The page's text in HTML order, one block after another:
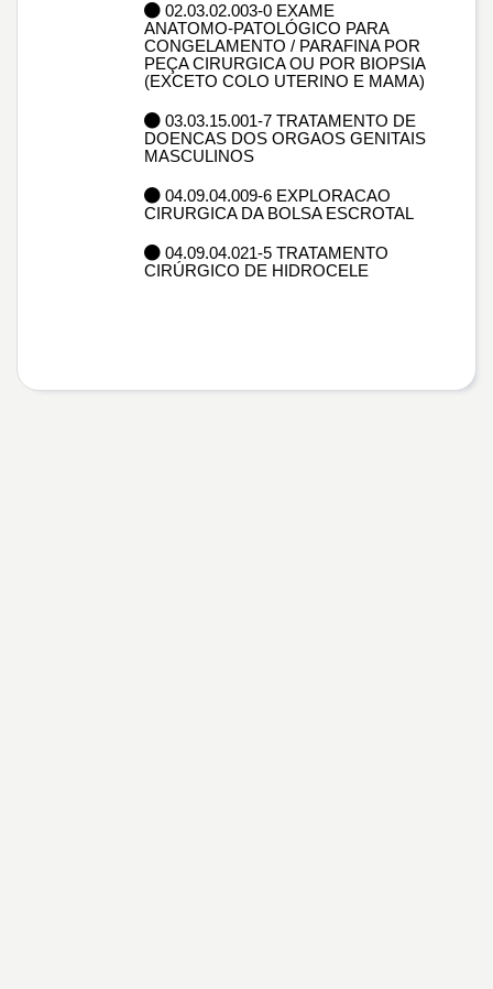
02.03.02.003-0 EXAME
ANATOMO-PATOLÓGICO PARA
CONGELAMENTO / PARAFINA POR
PEÇA CIRURGICA OU POR BIOPSIA
(EXCETO COLO UTERINO E MAMA)
03.03.15.001-7 TRATAMENTO DE
DOENCAS DOS ORGAOS GENITAIS
MASCULINOS
04.09.04.009-6 EXPLORACAO
CIRURGICA DA BOLSA ESCROTAL
04.09.04.021-5 TRATAMENTO
CIRÚRGICO DE HIDROCELE